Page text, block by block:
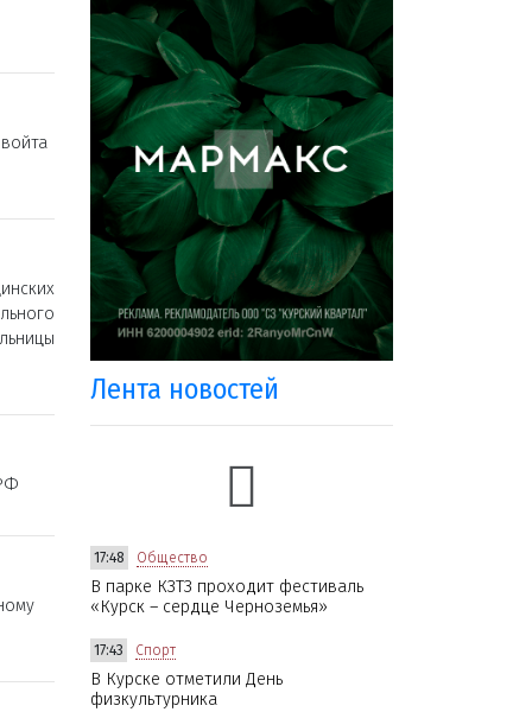
Лента новостей
17:48 Общество
В парке КЗТЗ проходит фестиваль
«Курск – сердце Черноземья»
17:43 Спорт
В Курске отметили День
физкультурника